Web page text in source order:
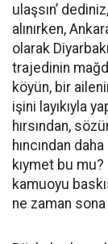
ulaşsın’
alınırken,
olarak
trajedinin
köyün, bir
işini layıkıyla
hırsından,
hıncından
kıymet bu
kamuoyu
ne zaman